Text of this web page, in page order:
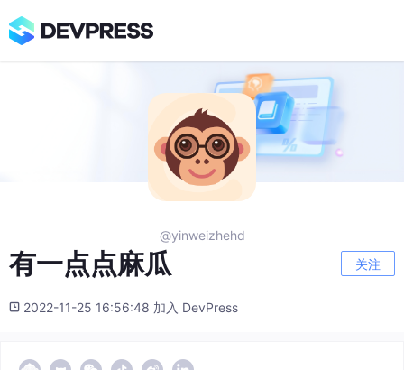
@yinweizhehd
有一点点麻瓜 关注
2022-11-25 16:56:48 加入 DevPress